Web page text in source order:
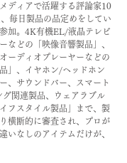
ディアで活躍する評論家10
毎日製品の品定めをしてい
加。4K有機EL/液晶テレビ
などの「映像音響製品」、
ーディオプレーヤーなどの
」、イヤホン/ヘッドホン
、サウンドバー、スマート
グ関連製品、ウェアラブル
フスタイル製品」まで、製
横断的に審査され、プロが
いなしのアイテムだけが、